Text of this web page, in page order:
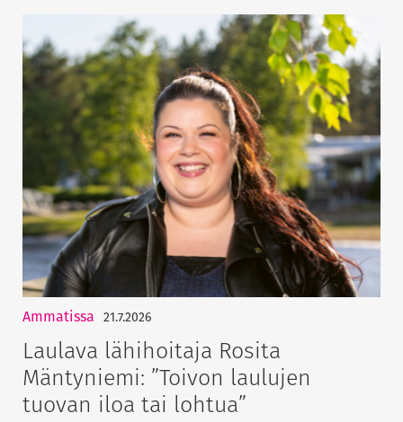
Ammatissa 21.7.2026
Laulava lähihoitaja Rosita
Mäntyniemi: ”Toivon laulujen
tuovan iloa tai lohtua”